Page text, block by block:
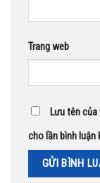
Trang web
Lưu tên
cho lần bình luận